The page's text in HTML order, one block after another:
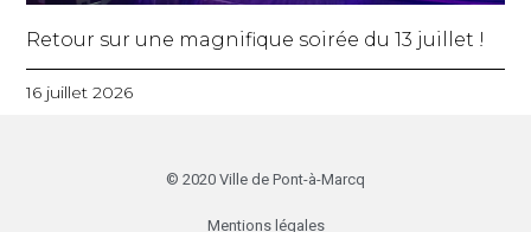
Retour sur une magnifique soirée du 13 juillet !
16 juillet 2026
© 2020 Ville de Pont-à-Marcq
Mentions légales